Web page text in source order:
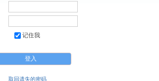
记住我
取回遗失的密码